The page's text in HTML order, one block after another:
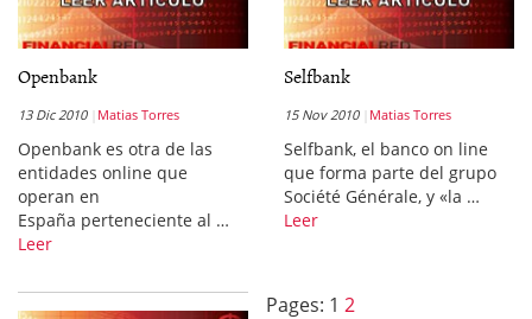
Openbank
13 Dic 2010 Matias Torres
Openbank es otra de las
entidades online que
operan en
España perteneciente al …
Leer
Selfbank
15 Nov 2010 Matias Torres
Selfbank, el banco on line
que forma parte del grupo
Société Générale, y «la …
Leer
Pages: 1 2